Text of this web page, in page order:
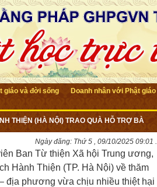
giáo và đời sống Doanh nhân với Phật giáo
THIỆN (HÀ NỘI) TRAO QUÀ HỖ TRỢ BÀ
Ngày đăng: Thứ 5 , 09/10/2025 09:01 .
Ban Từ thiện Xã hội Trung ương,
Hành Thiện (TP. Hà Nội) về thăm
địa phương vừa chịu nhiều thiệt hại